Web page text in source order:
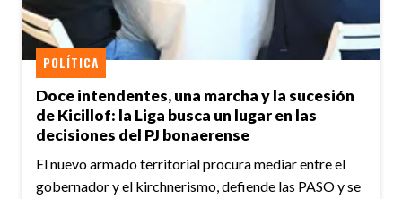
Doce intendentes, una marcha y la sucesión
de Kicillof: la Liga busca un lugar en las
decisiones del PJ bonaerense
POLÍTICA
El nuevo armado territorial procura mediar entre el
gobernador y el kirchnerismo, defiende las PASO y se